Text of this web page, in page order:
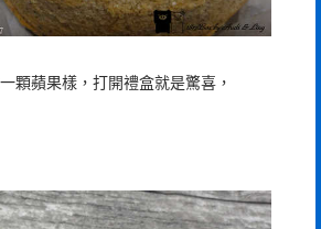
顆蘋果樣，打開禮盒就是驚喜，